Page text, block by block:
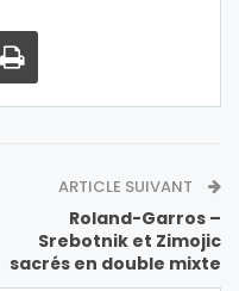
ARTICLE SUIVANT
Roland-Garros –
Srebotnik et Zimojic
sacrés en double mixte